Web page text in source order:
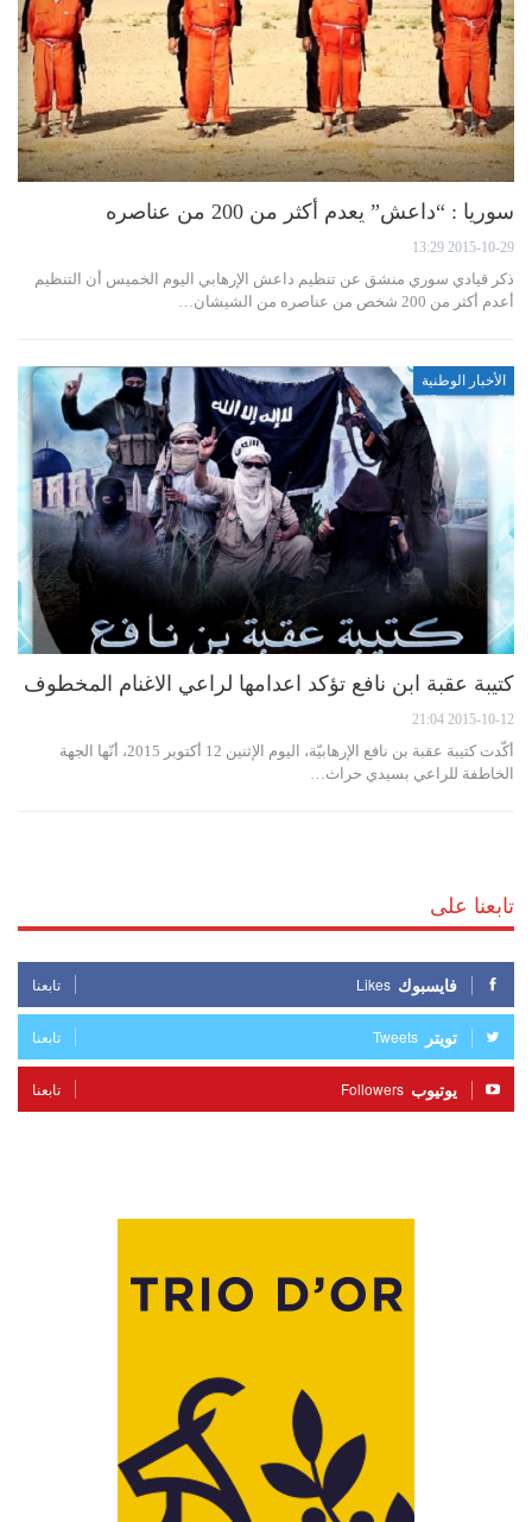
سوريا : “داعش” يعدم أكثر من 200 من عناصره
2015-10-29 13:29
ذكر قيادي سوري منشق عن تنظيم داعش الإرهابي اليوم الخميس أن التنظيم
أعدم أكثر من 200 شخص من عناصره من الشيشان…
الأخبار الوطنية
كتيبة عقبة ابن نافع تؤكد اعدامها لراعي الاغنام المخطوف
2015-10-12 21:04
أكّدت كتيبة عقبة بن نافع الإرهابيّة، اليوم الإثنين 12 أكتوبر 2015، أنّها الجهة
الخاطفة للراعي بسيدي حراث…
تابعنا على
فايسبوك Likes تابعنا
تويتر Tweets تابعنا
يوتيوب Followers تابعنا